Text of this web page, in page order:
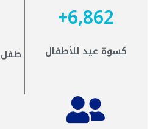
6,862
+
كسوة عيد للأطفال طفل